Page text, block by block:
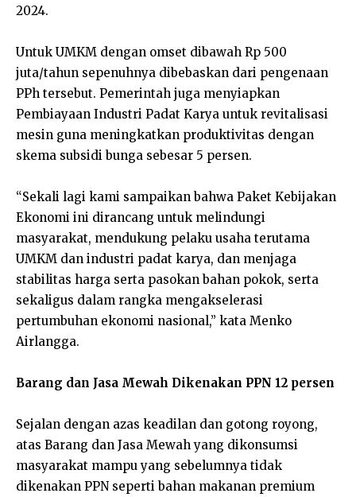
2024.
Untuk UMKM dengan omset dibawah Rp 500
juta/tahun sepenuhnya dibebaskan dari pengenaan
PPh tersebut. Pemerintah juga menyiapkan
Pembiayaan Industri Padat Karya untuk revitalisasi
mesin guna meningkatkan produktivitas dengan
skema subsidi bunga sebesar 5 persen.
“Sekali lagi kami sampaikan bahwa Paket Kebijakan
Ekonomi ini dirancang untuk melindungi
masyarakat, mendukung pelaku usaha terutama
UMKM dan industri padat karya, dan menjaga
stabilitas harga serta pasokan bahan pokok, serta
sekaligus dalam rangka mengakselerasi
pertumbuhan ekonomi nasional,” kata Menko
Airlangga.
Barang dan Jasa Mewah Dikenakan PPN 12 persen
Sejalan dengan azas keadilan dan gotong royong,
atas Barang dan Jasa Mewah yang dikonsumsi
masyarakat mampu yang sebelumnya tidak
dikenakan PPN seperti bahan makanan premium